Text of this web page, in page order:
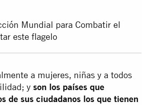
Mundial para Combatir el
este flagelo
a mujeres, niñas y a todos
y son los países que
de sus ciudadanos los que tienen